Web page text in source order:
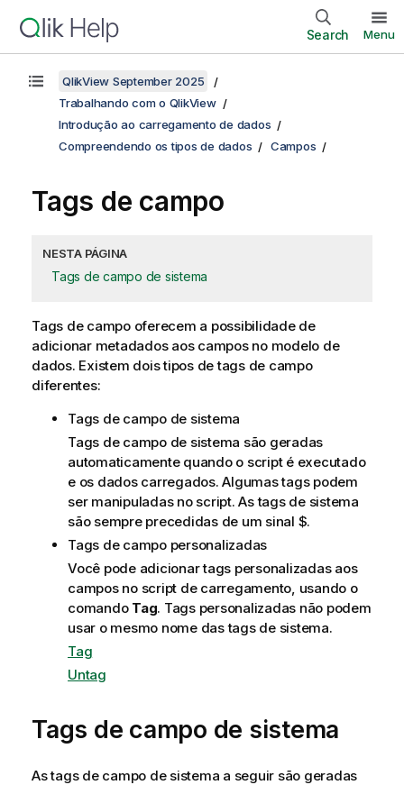
Search Menu
QlikView September 2025
Trabalhando com o QlikView
Introdução ao carregamento de dados
Compreendendo os tipos de dados
Campos
Tags de campo
NESTA PÁGINA
Tags de campo de sistema
Tags de campo oferecem a possibilidade de
adicionar metadados aos campos no modelo de
dados. Existem dois tipos de tags de campo
diferentes:
Tags de campo de sistema
Tags de campo de sistema são geradas
automaticamente quando o script é executado
e os dados carregados. Algumas tags podem
ser manipuladas no script. As tags de sistema
são sempre precedidas de um sinal $.
Tags de campo personalizadas
Você pode adicionar tags personalizadas aos
campos no script de carregamento, usando o
comando Tag. Tags personalizadas não podem
usar o mesmo nome das tags de sistema.
Tag
Untag
Tags de campo de sistema
As tags de campo de sistema a seguir são geradas